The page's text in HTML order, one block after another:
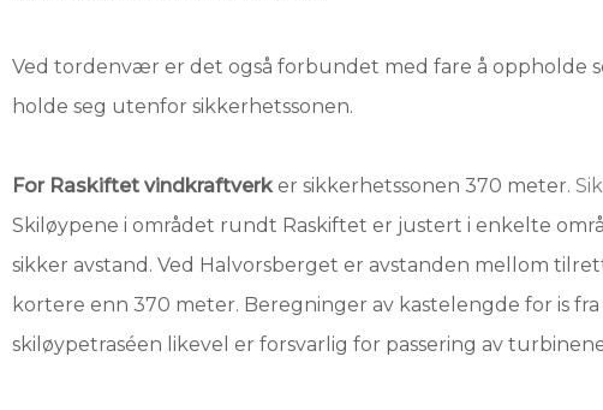
Ved tordenvær er det også forbundet med fare å oppholde
holde seg utenfor sikkerhetssonen.
For Raskiftet vindkraftverk er sikkerhetssonen 370 meter.
Skiløypene i området rundt Raskiftet er justert i enkelte
sikker avstand. Ved Halvorsberget er avstanden mellom
kortere enn 370 meter. Beregninger av kastelengde for is
skiløypetraséen likevel er forsvarlig for passering av